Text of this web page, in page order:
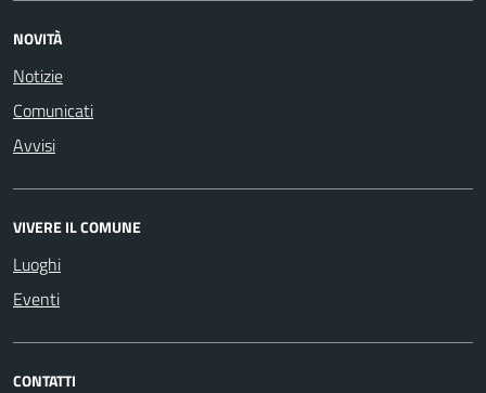
NOVITÀ
Notizie
Comunicati
Avvisi
VIVERE IL COMUNE
Luoghi
Eventi
CONTATTI